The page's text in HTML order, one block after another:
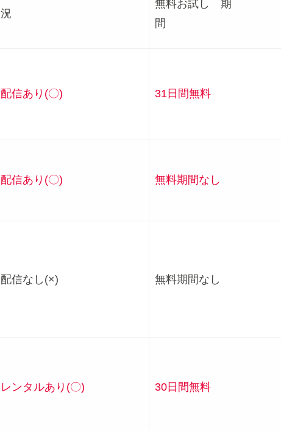
況
無料お試し 期
間
配信あり(〇) 31日間無料
配信あり(〇) 無料期間なし
配信なし(×) 無料期間なし
レンタルあり(〇) 30日間無料